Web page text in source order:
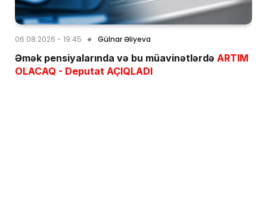
06.08.2026 - 19:45 Gülnar Əliyeva
Əmək pensiyalarında və bu müavinətlərdə ARTIM
OLACAQ - Deputat AÇIQLADI